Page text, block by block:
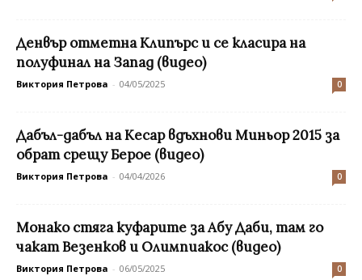
Денвър отметна Клипърс и се класира на
полуфинал на Запад (видео)
Виктория Петрова - 04/05/2025 0
Дабъл-дабъл на Кесар вдъхнови Миньор 2015 за
обрат срещу Берое (видео)
Виктория Петрова - 04/04/2026 0
Монако стяга куфарите за Абу Даби, там го
чакат Везенков и Олимпиакос (видео)
Виктория Петрова - 06/05/2025 0